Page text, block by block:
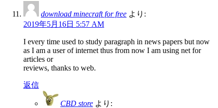
download minecraft for free より:
2019年5月16日 5:57 AM
I every time used to study paragraph in news papers but now
as I am a user of internet thus from now I am using net for
articles or
reviews, thanks to web.
返信
CBD store より: